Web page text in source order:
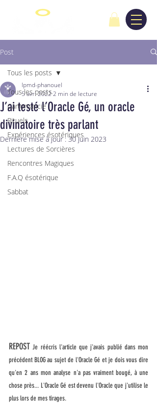
Post
Tous les posts
Cartomancie
Rituels
Expériences ésotériques
Lectures de Sorcières
Rencontres Magiques
F.A.Q ésotérique
Sabbat
Tous les posts
J’ai testé l’Oracle Gé, un oracle
divinatoire très parlant
lpmd-phanouel
5 avr. 20222 min de lecture
Dernière mise à jour :30 juin 2023
REPOST Je réécris l'article que j'avais publié dans mon
précédent BLOG au sujet de l'Oracle Gé et je dois vous dire
qu'en 2 ans mon analyse n'a pas vraiment bougé, à une
chose près... L'Oracle Gé est devenu l'Oracle que j'utilise le
plus lors de mes tirages.